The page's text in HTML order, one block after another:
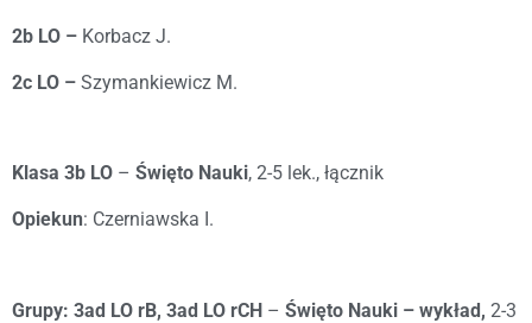
2b LO – Korbacz J.
2c LO – Szymankiewicz M.
Klasa 3b LO – Święto Nauki, 2-5 lek., łącznik
Opiekun: Czerniawska I.
Grupy: 3ad LO rB, 3ad LO rCH – Święto Nauki – wykład, 2-3